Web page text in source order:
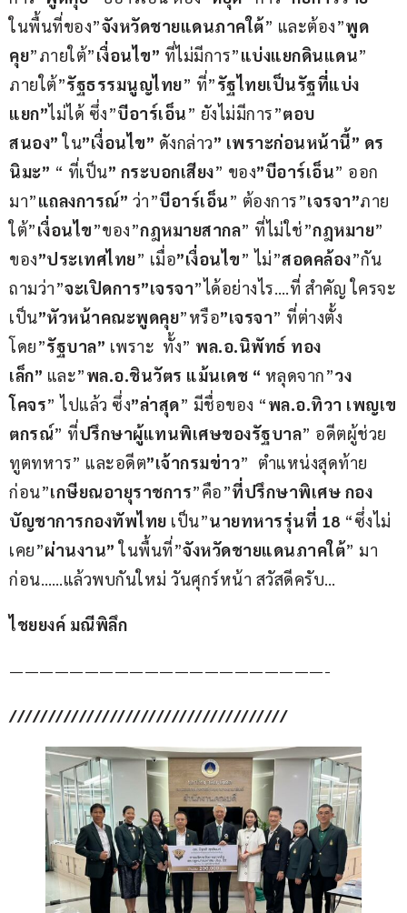
ในพื้นที่ของ”จังหวัดชายแดนภาคใต้” และต้อง”พูด
คุย”ภายใต้”เงื่อนไข” ที่ไม่มีการ”แบ่งแยกดินแดน”
ภายใต้”รัฐธรรมนูญไทย” ที่”รัฐไทยเป็นรัฐที่แบ่ง
แยก”ไม่ได้ ซึ่ง”บีอาร์เอ็น” ยังไม่มีการ”ตอบ
สนอง” ใน”เงื่อนไข” ดังกล่าว” เพราะก่อนหน้านี้” ดร
นิมะ” “ ที่เป็น” กระบอกเสียง” ของ”บีอาร์เอ็น” ออก
มา”แถลงการณ์” ว่า”บีอาร์เอ็น” ต้องการ”เจรจา”ภาย
ใต้”เงื่อนไข”ของ”กฎหมายสากล” ที่ไม่ใช่”กฎหมาย”
ของ”ประเทศไทย” เมื่อ”เงื่อนไข” ไม่”สอดคล้อง”กัน
ถามว่า”จะเปิดการ”เจรจา”ได้อย่างไร….ที่ สำคัญ ใครจะ
เป็น”หัวหน้าคณะพูดคุย”หรือ”เจรจา” ที่ต่างตั้ง
โดย”รัฐบาล” เพราะ  ทั้ง” พล.อ.นิพัทธ์ ทอง
เล็ก” และ”พล.อ.ชินวัตร แม้นเดช “ หลุดจาก”วง
โคจร” ไปแล้ว ซึ่ง”ล่าสุด” มีชื่อของ “พล.อ.ทิวา เพญเข
ตกรณ์” ที่ปรึกษาผู้แทนพิเศษของรัฐบาล” อดีตผู้ช่วย
ทูตทหาร” และอดีต”เจ้ากรมข่าว”  ตำแหน่งสุดท้าย
ก่อน”เกษียณอายุราชการ”คือ”ที่ปรึกษาพิเศษ กอง
บัญชาการกองทัพไทย เป็น”นายทหารรุ่นที่ 18 “ซึ่งไม่
เคย”ผ่านงาน” ในพื้นที่”จังหวัดชายแดนภาคใต้” มา
ก่อน……แล้วพบกันใหม่ วันศุกร์หน้า สวัสดีครับ…
ไชยยงค์ มณีพิลึก
—————————————————————-
////////////////////////////////////